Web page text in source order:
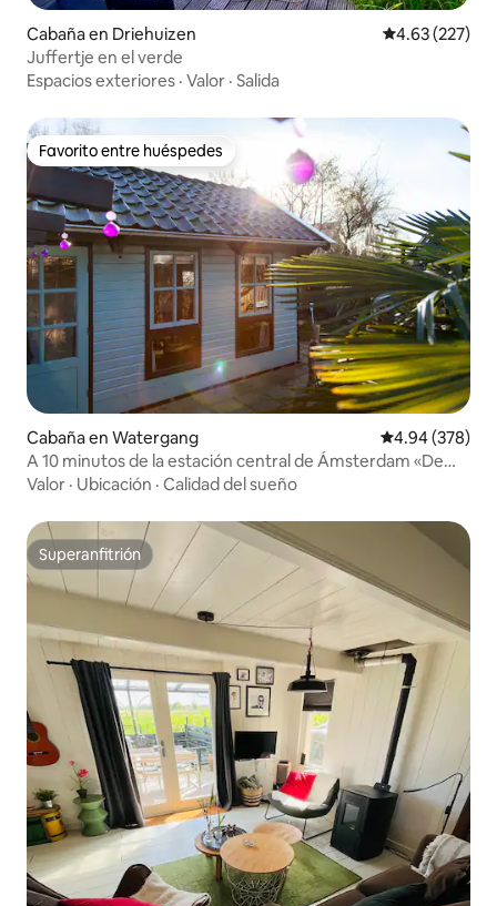
Cabaña en Driehuizen Calificación
4.63 (227)
Juffertje en el verde
Espacios exteriores · Valor · Salida
Favorito entre huéspedes
Favorito entre huéspedes
Cabaña en Watergang Calificación
4.94 (378)
A 10 minutos de la estación central de Ámsterdam «De
Hut»
Valor · Ubicación · Calidad del sueño
Superanfitrión
Superanfitrión